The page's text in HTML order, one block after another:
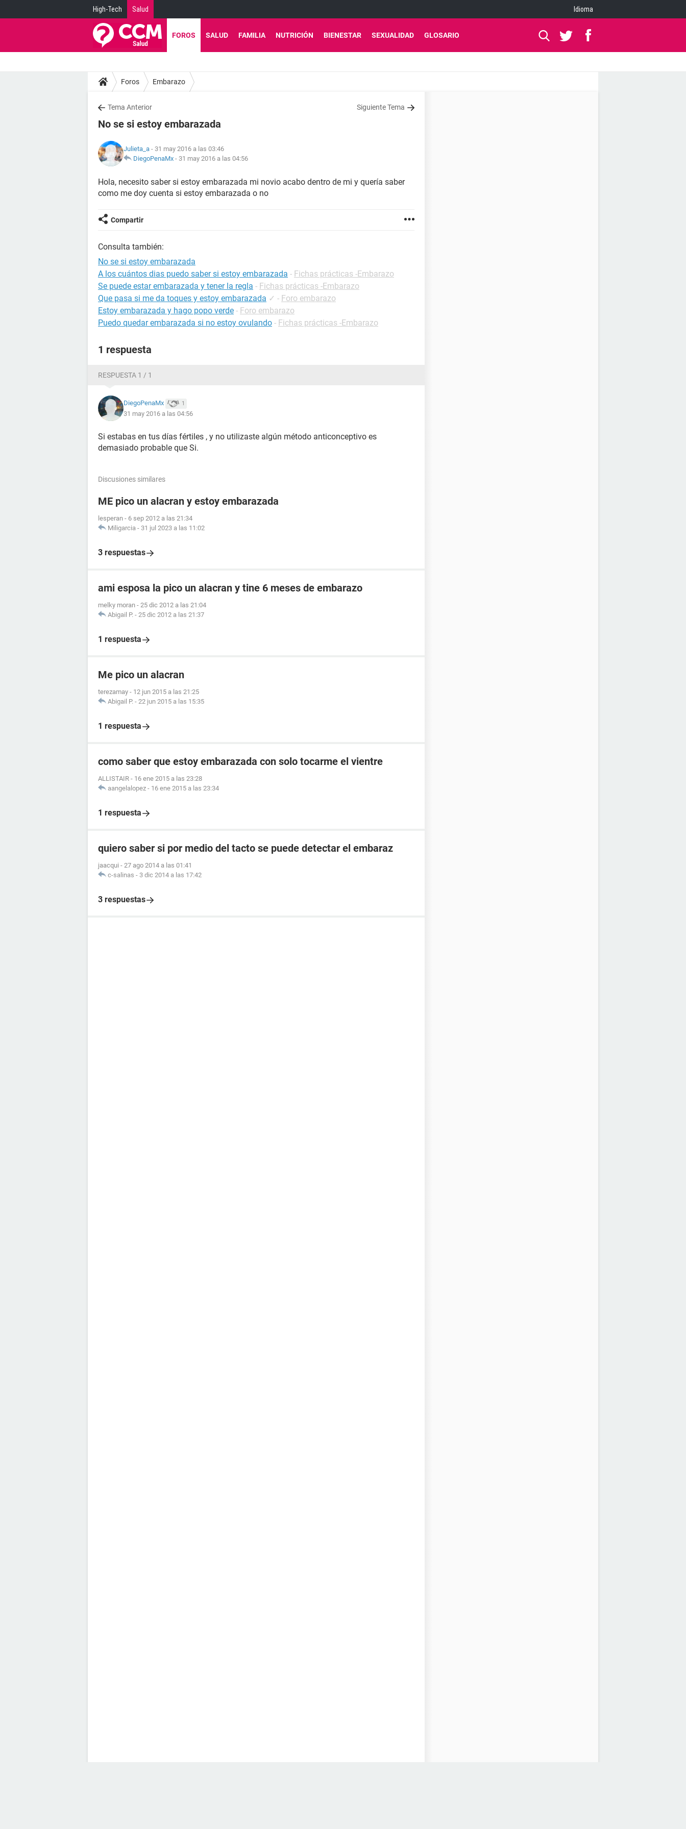
High-Tech Salud Idioma
FOROS SALUD FAMILIA NUTRICIÓN BIENESTAR SEXUALIDAD GLOSARIO
Foros Embarazo
Tema Anterior Siguiente Tema
No se si estoy embarazada
Julieta_a - 31 may 2016 a las 03:46
DiegoPenaMx - 31 may 2016 a las 04:56
Hola, necesito saber si estoy embarazada mi novio acabo dentro de mi y quería saber
como me doy cuenta si estoy embarazada o no
Compartir
Consulta también:
No se si estoy embarazada
A los cuántos dias puedo saber si estoy embarazada - Fichas prácticas -Embarazo
Se puede estar embarazada y tener la regla - Fichas prácticas -Embarazo
Que pasa si me da toques y estoy embarazada ✓ - Foro embarazo
Estoy embarazada y hago popo verde - Foro embarazo
Puedo quedar embarazada si no estoy ovulando - Fichas prácticas -Embarazo
1 respuesta
RESPUESTA 1 / 1
DiegoPenaMx 1
31 may 2016 a las 04:56
Si estabas en tus días fértiles , y no utilizaste algún método anticonceptivo es
demasiado probable que Si.
Discusiones similares
ME pico un alacran y estoy embarazada
lesperan - 6 sep 2012 a las 21:34
Miligarcia - 31 jul 2023 a las 11:02
3 respuestas
ami esposa la pico un alacran y tine 6 meses de embarazo
melky moran - 25 dic 2012 a las 21:04
Abigail P. - 25 dic 2012 a las 21:37
1 respuesta
Me pico un alacran
terezamay - 12 jun 2015 a las 21:25
Abigail P. - 22 jun 2015 a las 15:35
1 respuesta
como saber que estoy embarazada con solo tocarme el vientre
ALLISTAIR - 16 ene 2015 a las 23:28
aangelalopez - 16 ene 2015 a las 23:34
1 respuesta
quiero saber si por medio del tacto se puede detectar el embaraz
jaacqui - 27 ago 2014 a las 01:41
c-salinas - 3 dic 2014 a las 17:42
3 respuestas